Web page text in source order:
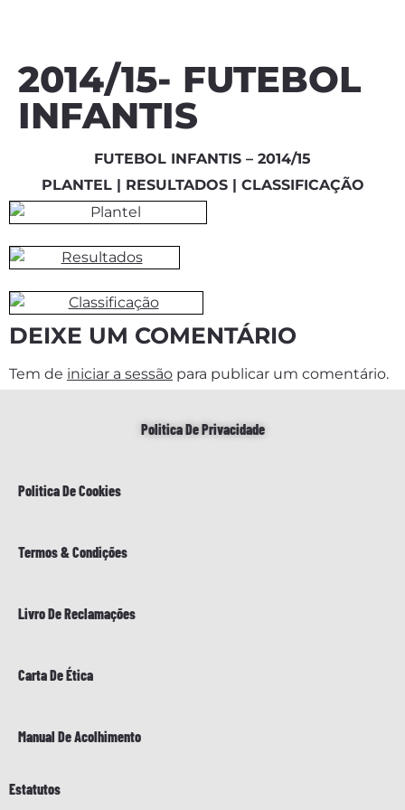
2014/15- FUTEBOL
INFANTIS
FUTEBOL INFANTIS – 2014/15
PLANTEL | RESULTADOS | CLASSIFICAÇÃO
DEIXE UM COMENTÁRIO
Tem de iniciar a sessão para publicar um comentário.
Politica De Privacidade
Politica De Cookies
Termos & Condições
Livro De Reclamações
Carta De Ética
Manual De Acolhimento
Estatutos